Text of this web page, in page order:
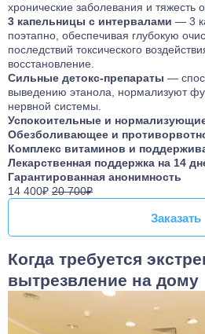
хронические заболевания и тяжесть
3 капельницы с интервалами — 3
поэтапно, обеспечивая глубокую
последствий токсического
восстановление.
Сильные детокс-препараты —
выведению этанола, нормализуют
нервной системы.
Успокоительные и
Обезболивающее и
Комплекс витаминов и
Лекарственная поддержка на 14
Гарантированная анонимность
14 400₽ 20 700₽
Заказать
Заказать
Когда требуется
вытрезвление на дому